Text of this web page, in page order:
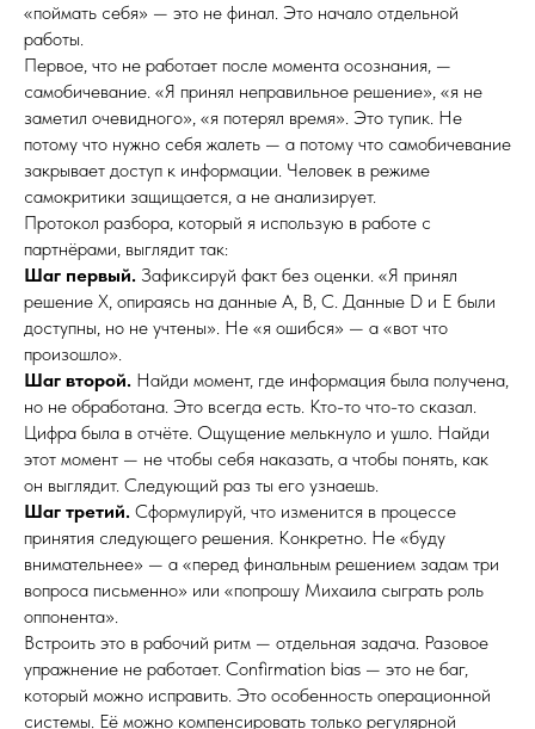
«поймать себя» — это не финал. Это начало отдельной
работы.
Первое, что не работает после момента осознания, —
самобичевание. «Я принял неправильное решение», «я не
заметил очевидного», «я потерял время». Это тупик. Не
потому что нужно себя жалеть — а потому что самобичевание
закрывает доступ к информации. Человек в режиме
самокритики защищается, а не анализирует.
Протокол разбора, который я использую в работе с
партнёрами, выглядит так:
Шаг первый. Зафиксируй факт без оценки. «Я принял
решение X, опираясь на данные A, B, C. Данные D и E были
доступны, но не учтены». Не «я ошибся» — а «вот что
произошло».
Шаг второй. Найди момент, где информация была получена,
но не обработана. Это всегда есть. Кто-то что-то сказал.
Цифра была в отчёте. Ощущение мелькнуло и ушло. Найди
этот момент — не чтобы себя наказать, а чтобы понять, как
он выглядит. Следующий раз ты его узнаешь.
Шаг третий. Сформулируй, что изменится в процессе
принятия следующего решения. Конкретно. Не «буду
внимательнее» — а «перед финальным решением задам три
вопроса письменно» или «попрошу Михаила сыграть роль
оппонента».
Встроить это в рабочий ритм — отдельная задача. Разовое
упражнение не работает. Confirmation bias — это не баг,
который можно исправить. Это особенность операционной
системы. Её можно компенсировать только регулярной